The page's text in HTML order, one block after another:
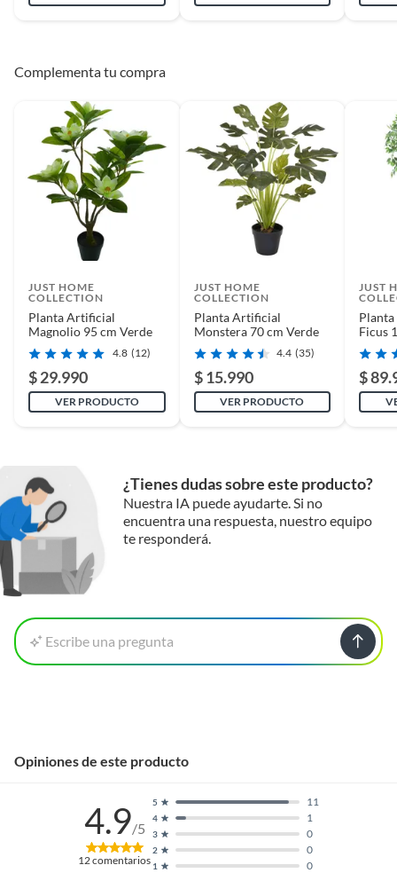
Complementa tu compra
JUST HOME
COLLECTION
Planta Artificial
Magnolio 95 cm Verde
4.8 (12)
$ 29.990
VER PRODUCTO
JUST HOME
COLLECTION
Planta Artificial
Monstera 70 cm Verde
4.4 (35)
$ 15.990
VER PRODUCTO
JUST
Ficus
$
¿Tienes dudas sobre este producto?
Nuestra IA puede ayudarte. Si no
encuentra una respuesta, nuestro equipo
te responderá.
Escribe una pregunta
Opiniones de este producto
4.9/5
12comentarios 1 0
2 0
3 0
4 1
5 11